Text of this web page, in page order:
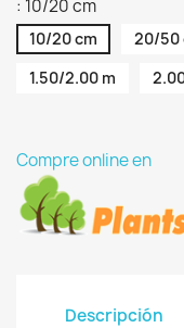
: 10/20 cm
10/20 cm 20/50
1.50/2.00 m
Compre online en
Descripción